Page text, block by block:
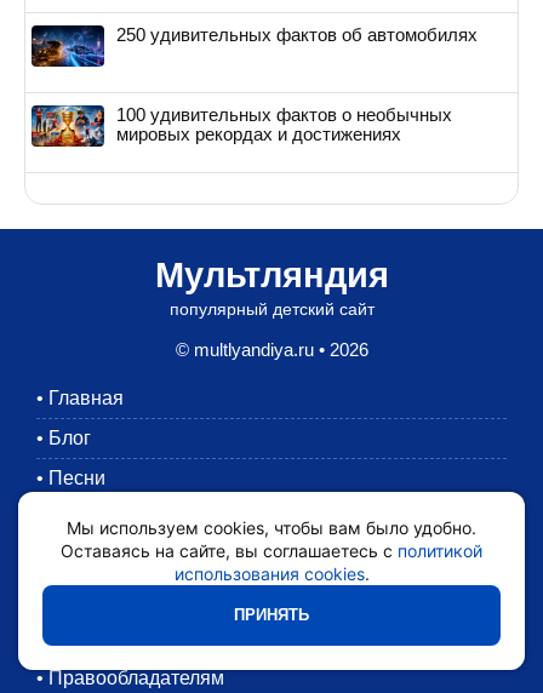
250 удивительных фактов об автомобилях
100 удивительных фактов о необычных
мировых рекордах и достижениях
Мультляндия
популярный детский сайт
© multlyandiya.ru • 2026
• Главная
• Блог
• Песни
Раскраски
Картинки
•
•
• Правообладателям
Мы используем cookies, чтобы вам было удобно.
Оставаясь на сайте, вы соглашаетесь с политикой
использования cookies.
ПРИНЯТЬ